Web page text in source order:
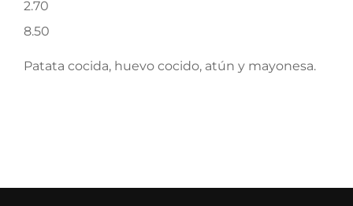
2.70
8.50
Patata cocida, huevo cocido, atún y mayonesa.